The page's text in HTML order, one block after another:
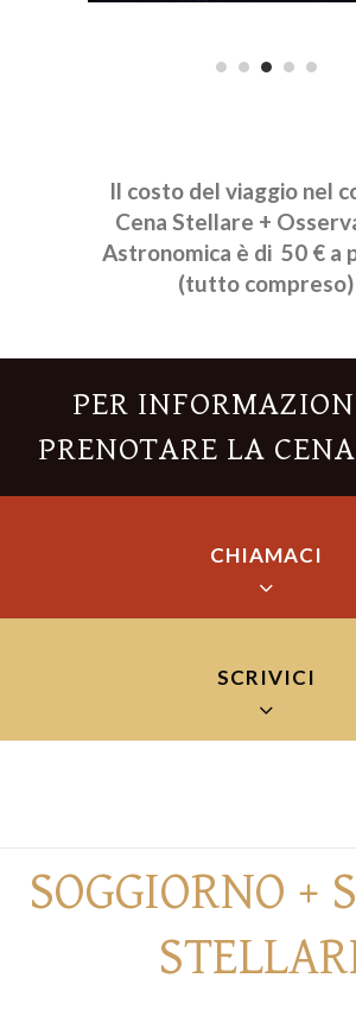
Il costo del viaggio nel
Cena Stellare +
Astronomica è di 50 € a
(tutto compreso)
PER
PRENOTARE LA
CHIAMACI
+39 075/
SCRIVICI
La tua email (richiesta)
SOGGIORNO +